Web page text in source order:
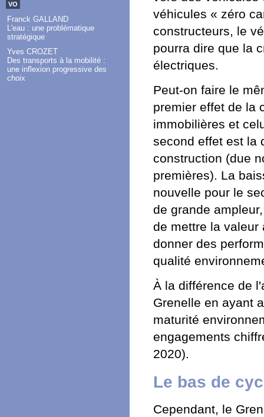
VO
Franck GALLAND
L'eau : une problématique
stratégique
Yves CROZET
Des transports à la mobilité :
une inflexion progressive des
choix
véhicules « zéro
constructeurs, le
pourra dire que la
électriques.
Peut-on faire le
premier effet de la
immobilières et
second effet est la
construction (due
premières). La
nouvelle pour le
de grande
de mettre la valeur
donner des
qualité
À la différence de
Grenelle en ayant
maturité
engagements
2020).
Le bas de
Cependant, le